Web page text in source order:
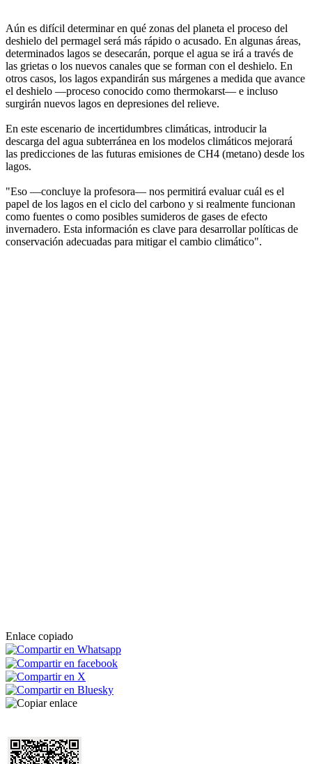
Aún es difícil determinar en qué zonas del planeta el proceso del
deshielo del permagel será más rápido o acusado. En algunas áreas,
determinados lagos se desecarán, porque el agua se irá a través de
las grietas o los nuevos canales que se forman con el deshielo. En
otros casos, los lagos expandirán sus márgenes a medida que avance
el deshielo —proceso conocido como thermokarst— e incluso
surgirán nuevos lagos en depresiones del relieve.
En este escenario de incertidumbres climáticas, introducir la
descarga del agua subterránea en los modelos climáticos mejorará
las predicciones de las futuras emisiones de CH4 (metano) desde los
lagos.
"Eso —concluye la profesora— nos permitirá evaluar cuál es el
papel de los lagos en el ciclo del carbono y si realmente funcionan
como fuentes o como posibles sumideros de gases de efecto
invernadero. Esta información es clave para desarrollar políticas de
conservación adecuadas para mitigar el cambio climático".
Enlace copiado